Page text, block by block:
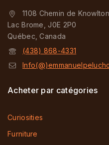
1108 Chemin de Knowlton
Lac Brome, J0E 2P0
Québec, Canada
(438) 868-4331
Acheter par catégories
Curiosities
Furniture